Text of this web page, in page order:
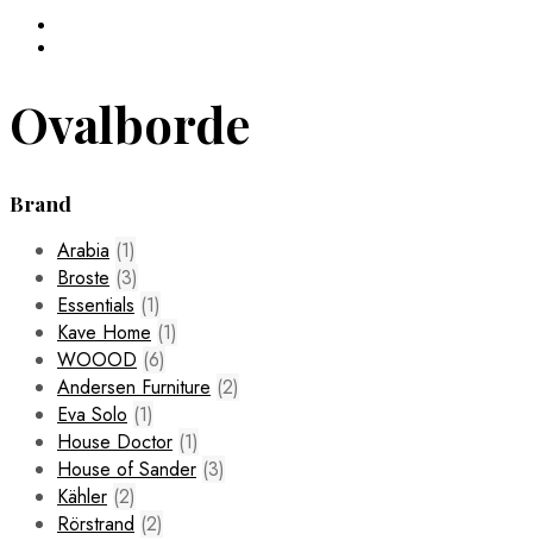
Ovalborde
Brand
Arabia (1)
Broste (3)
Essentials (1)
Kave Home (1)
WOOOD (6)
Andersen Furniture (2)
Eva Solo (1)
House Doctor (1)
House of Sander (3)
Kähler (2)
Rörstrand (2)